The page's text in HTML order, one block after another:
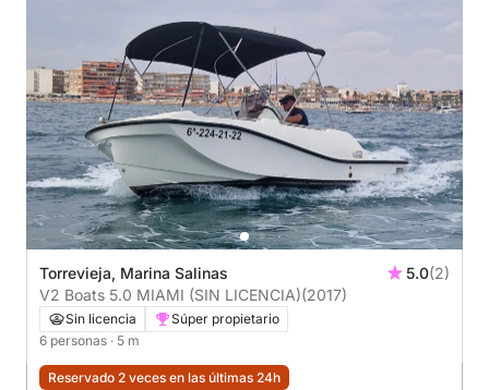
Torrevieja, Marina Salinas 5.0(2)
V2 Boats 5.0 MIAMI (SIN LICENCIA)(2017)
Sin licencia
Súper propietario
6 personas · 5 m
Reservado 2 veces en las últimas 24h